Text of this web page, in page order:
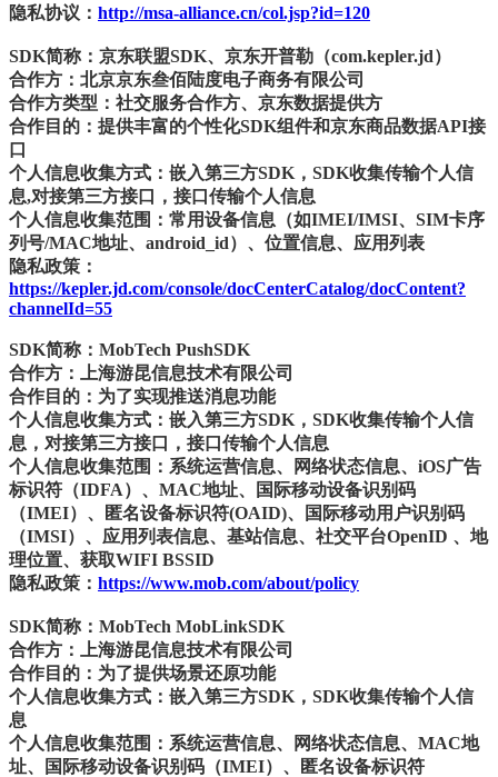
隐私协议： http://msa-alliance.cn/col.jsp?id=120
SDK简称：京东联盟SDK、京东开普勒（com.kepler.jd）
合作方：北京京东叁佰陆度电子商务有限公司
合作方类型：社交服务合作方、京东数据提供方
合作目的：提供丰富的个性化SDK组件和京东商品数据API接
口
个人信息收集方式：嵌入第三方SDK，SDK收集传输个人信
息,对接第三方接口，接口传输个人信息
个人信息收集范围：常用设备信息（如IMEI/IMSI、SIM卡序
列号/MAC地址、android_id）、位置信息、应用列表
隐私政策：
https://kepler.jd.com/console/docCenterCatalog/docContent?
channelId=55
SDK简称：MobTech PushSDK
合作方：上海游昆信息技术有限公司
合作目的：为了实现推送消息功能
个人信息收集方式：嵌入第三方SDK，SDK收集传输个人信
息，对接第三方接口，接口传输个人信息
个人信息收集范围：系统运营信息、网络状态信息、iOS广告
标识符（IDFA）、MAC地址、国际移动设备识别码
（IMEI）、匿名设备标识符(OAID)、国际移动用户识别码
（IMSI）、应用列表信息、基站信息、社交平台OpenID 、地
理位置、获取WIFI BSSID
隐私政策： https://www.mob.com/about/policy
SDK简称：MobTech MobLinkSDK
合作方：上海游昆信息技术有限公司
合作目的：为了提供场景还原功能
个人信息收集方式：嵌入第三方SDK，SDK收集传输个人信
息
个人信息收集范围：系统运营信息、网络状态信息、MAC地
址、国际移动设备识别码（IMEI）、匿名设备标识符